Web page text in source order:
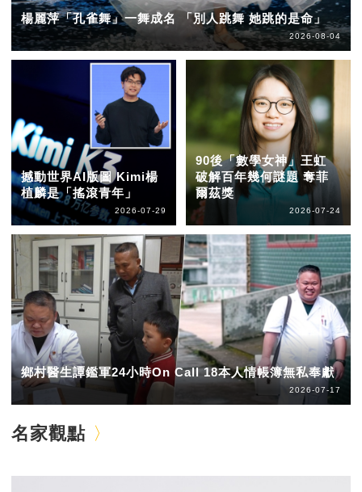
楊麗萍「孔雀舞」一舞成名 「別人跳舞 她跳的是命」
2026-08-04
撼動世界AI版圖 Kimi楊
植麟是「搖滾青年」
2026-07-29
90後「數學女神」王虹
破解百年幾何謎題 奪菲
爾茲獎
2026-07-24
鄉村醫生譚鑑軍24小時On Call 18本人情帳簿無私奉獻
2026-07-17
名家觀點